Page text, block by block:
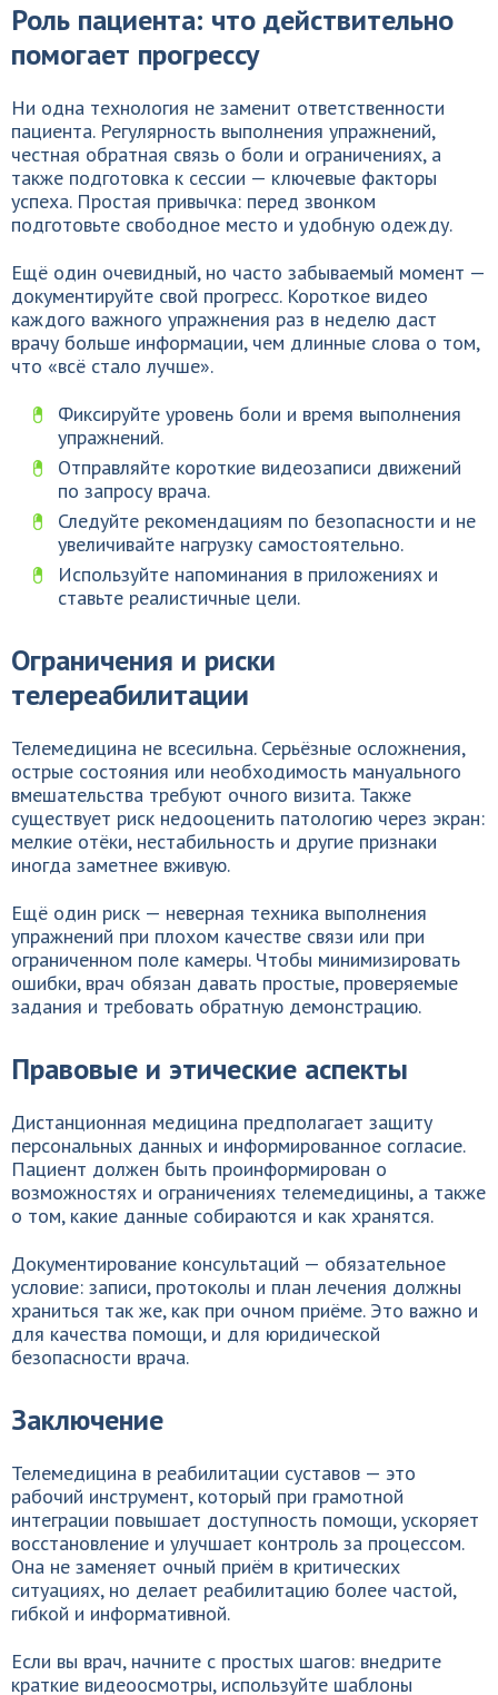
Роль пациента: что действительно
помогает прогрессу
Ни одна технология не заменит ответственности
пациента. Регулярность выполнения упражнений,
честная обратная связь о боли и ограничениях, а
также подготовка к сессии — ключевые факторы
успеха. Простая привычка: перед звонком
подготовьте свободное место и удобную одежду.
Ещё один очевидный, но часто забываемый момент —
документируйте свой прогресс. Короткое видео
каждого важного упражнения раз в неделю даст
врачу больше информации, чем длинные слова о том,
что «всё стало лучше».
Фиксируйте уровень боли и время выполнения
упражнений.
Отправляйте короткие видеозаписи движений
по запросу врача.
Следуйте рекомендациям по безопасности и не
увеличивайте нагрузку самостоятельно.
Используйте напоминания в приложениях и
ставьте реалистичные цели.
Ограничения и риски
телереабилитации
Телемедицина не всесильна. Серьёзные осложнения,
острые состояния или необходимость мануального
вмешательства требуют очного визита. Также
существует риск недооценить патологию через экран:
мелкие отёки, нестабильность и другие признаки
иногда заметнее вживую.
Ещё один риск — неверная техника выполнения
упражнений при плохом качестве связи или при
ограниченном поле камеры. Чтобы минимизировать
ошибки, врач обязан давать простые, проверяемые
задания и требовать обратную демонстрацию.
Правовые и этические аспекты
Дистанционная медицина предполагает защиту
персональных данных и информированное согласие.
Пациент должен быть проинформирован о
возможностях и ограничениях телемедицины, а также
о том, какие данные собираются и как хранятся.
Документирование консультаций — обязательное
условие: записи, протоколы и план лечения должны
храниться так же, как при очном приёме. Это важно и
для качества помощи, и для юридической
безопасности врача.
Заключение
Телемедицина в реабилитации суставов — это
рабочий инструмент, который при грамотной
интеграции повышает доступность помощи, ускоряет
восстановление и улучшает контроль за процессом.
Она не заменяет очный приём в критических
ситуациях, но делает реабилитацию более частой,
гибкой и информативной.
Если вы врач, начните с простых шагов: внедрите
краткие видеоосмотры, используйте шаблоны